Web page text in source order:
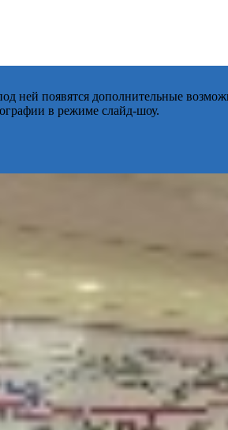
ней появятся дополнительные
в режиме слайд-шоу.